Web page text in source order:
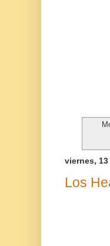
viernes,
Los